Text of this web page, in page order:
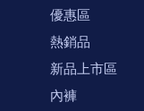
優惠區
熱銷品
新品上市區
內褲